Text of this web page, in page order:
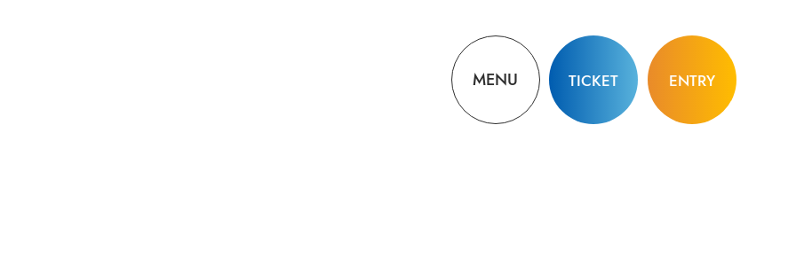
MENU ENTRY
TICKET